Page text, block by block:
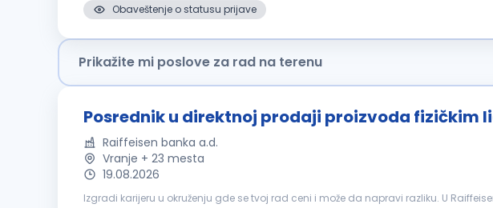
Obaveštenje o statusu prijave
Prikažite mi poslove za rad na terenu
Posrednik u direktnoj prodaji proizvoda fizičkim
Raiffeisen banka a.d.
Vranje + 23 mesta
19.08.2026
Izgradi karijeru u okruženju gde se tvoj rad ceni i može da napravi razliku. U